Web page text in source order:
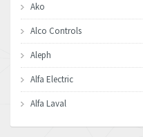
Ako
Alco Controls
Aleph
Alfa Electric
Alfa Laval
Allen Bradley